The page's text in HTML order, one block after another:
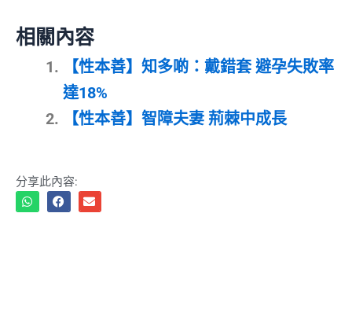
相關內容
【性本善】知多啲：戴錯套 避孕失敗率
達18%
【性本善】智障夫妻 荊棘中成長
分享此內容: